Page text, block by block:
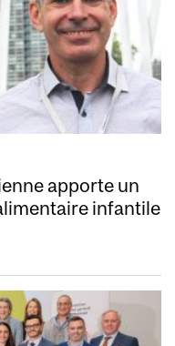
apporte un
infantile